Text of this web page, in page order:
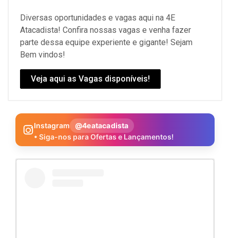
Diversas oportunidades e vagas aqui na 4E
Atacadista! Confira nossas vagas e venha fazer
parte dessa equipe experiente e gigante! Sejam
Bem vindos!
Veja aqui as Vagas disponíveis!
Instagram
@4eatacadista
• Siga-nos para Ofertas e Lançamentos!